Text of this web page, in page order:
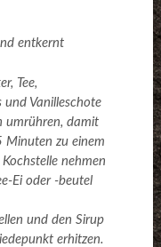
entkernt
Tee,
und Vanilleschote
umrühren, damit
Minuten zu einem
nehmen
Ei oder -beutel
und den Sirup
erhitzen.